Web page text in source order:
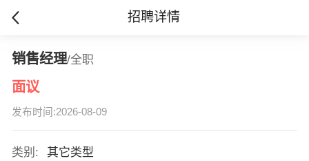
招聘详情
销售经理/全职
面议
发布时间:2026-08-09
类别:
其它类型